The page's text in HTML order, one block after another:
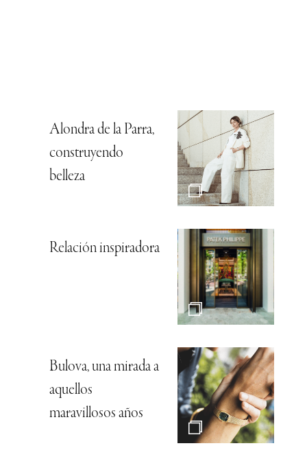
Alondra de la Parra,
construyendo
belleza
Relación inspiradora
Bulova, una mirada a
aquellos
maravillosos años